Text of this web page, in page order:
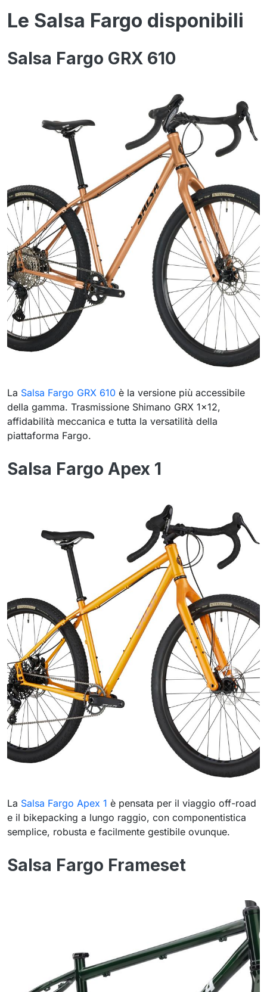
Le Salsa Fargo disponibili
Salsa Fargo GRX 610
La Salsa Fargo GRX 610 è la versione più accessibile
della gamma. Trasmissione Shimano GRX 1x12,
affidabilità meccanica e tutta la versatilità della
piattaforma Fargo.
Salsa Fargo Apex 1
La Salsa Fargo Apex 1 è pensata per il viaggio off-road
e il bikepacking a lungo raggio, con componentistica
semplice, robusta e facilmente gestibile ovunque.
Salsa Fargo Frameset